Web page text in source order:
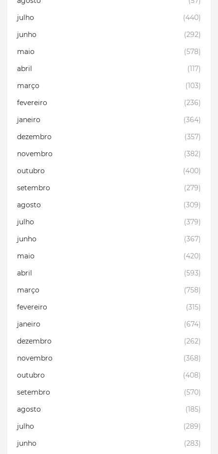
julho
(440)
junho
(292)
maio
(578)
abril
(117)
março
(103)
fevereiro
(236)
janeiro
(364)
dezembro
(357)
novembro
(382)
outubro
(400)
setembro
(279)
agosto
(309)
julho
(379)
junho
(367)
maio
(420)
abril
(593)
março
(758)
fevereiro
(315)
janeiro
(674)
dezembro
(262)
novembro
(368)
outubro
(408)
setembro
(570)
agosto
(185)
julho
(289)
junho
(283)